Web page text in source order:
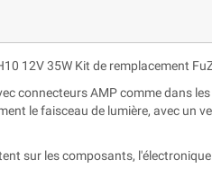
12V 35W Kit de remplacement
connecteurs AMP comme dans
le faisceau de lumière, avec un
sur les composants,